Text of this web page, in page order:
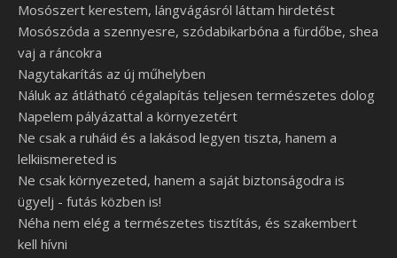
Mosószert kerestem, lángvágásról láttam hirdetést
Mosószóda a szennyesre, szódabikarbóna a fürdőbe, shea
vaj a ráncokra
Nagytakarítás az új műhelyben
Náluk az átlátható cégalapítás teljesen természetes dolog
Napelem pályázattal a környezetért
Ne csak a ruháid és a lakásod legyen tiszta, hanem a
lelkiismereted is
Ne csak környezeted, hanem a saját biztonságodra is
ügyelj - futás közben is!
Néha nem elég a természetes tisztítás, és szakembert
kell hívni